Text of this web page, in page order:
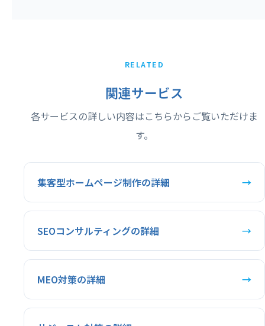
RELATED
関連サービス
各サービスの詳しい内容はこちらからご覧いただけま
す。
集客型ホームページ制作の詳細 →
SEOコンサルティングの詳細 →
MEO対策の詳細 →